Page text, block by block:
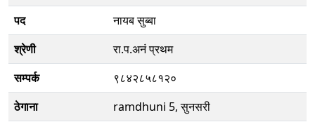
पद
नायब सुब्बा
श्रेणी
रा.प.अनं प्रथम
सम्पर्क
९८४२८५८१२०
ठेगाना
ramdhuni 5, सुनसरी